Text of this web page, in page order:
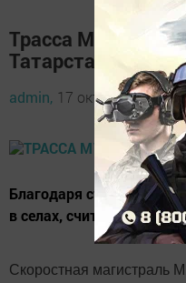
Трасса М12
Татарстана
admin, 17 октября 2020 -
Благодаря
в селах, считает министр.
Скоростная магистраль